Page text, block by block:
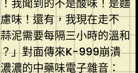
我聞到的不是酸味！是麵
味！還有，我現在走不
泥需要每隔三小時的溫和
」對面傳來K-999崩潰
濃的中藥味電子雜音：